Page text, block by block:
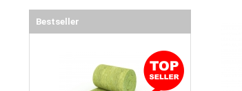
Bestseller